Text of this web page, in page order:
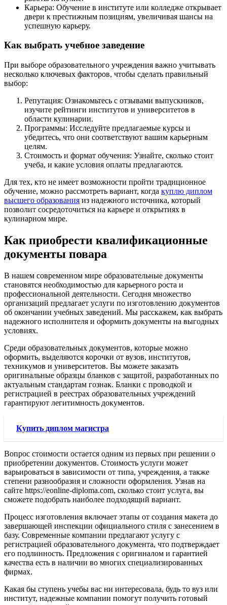
Карьера: Обучение в институте или колледже открывает
двери к престижным позициям, увеличивая шансы на
успешную карьеру.
Как выбрать учебное заведение
При выборе образовательного учреждения важно учитывать
несколько ключевых факторов, чтобы сделать правильный
выбор:
Репутация: Ознакомьтесь с отзывами выпускников,
изучите рейтинги институтов и университетов в
области кулинарии.
Программы: Исследуйте предлагаемые курсы и
убедитесь, что они соответствуют вашим карьерным
целям.
Стоимость и формат обучения: Узнайте, сколько стоит
учеба, и какие условия оплаты предлагаются.
Для тех, кто не имеет возможности пройти традиционное
обучение, можно рассмотреть вариант, когда куплю диплом
высшего образования из надежного источника, который
позволит сосредоточиться на карьере и открытиях в
кулинарном мире.
Как приобрести квалификационные
документы повара
В нашем современном мире образовательные документы
становятся необходимостью для карьерного роста и
профессиональной деятельности. Сегодня множество
организаций предлагает услуги по изготовлению документов
об окончании учебных заведений. Мы расскажем, как выбрать
надежного исполнителя и оформить документы на выгодных
условиях.
Среди образовательных документов, которые можно
оформить, выделяются корочки от вузов, институтов,
техникумов и университетов. Вы можете заказать
оригинальные образцы бланков с защитой, разработанных по
актуальным стандартам гознак. Бланки с проводкой и
регистрацией в реестрах образовательных учреждений
гарантируют легитимность документов.
Купить диплом магистра
Вопрос стоимости остается одним из первых при решении о
приобретении документов. Стоимость услуги может
варьироваться в зависимости от типа, учреждения, а также
степени разнообразия и сложности оформления. Узнав на
сайте https://eonline-diploma.com, сколько стоит услуга, вы
сможете подобрать наиболее подходящий вариант.
Процесс изготовления включает этапы от создания макета до
завершающей инспекции официального стиля с занесением в
базу. Современные компании предлагают услугу с
регистрацией образовательного документа, что подтверждает
его подлинность. Предложения с оригиналом и гарантией
качества есть в наличии во многих специализированных
фирмах.
Какая бы ступень учебы вас ни интересовала, будь то вуз или
институт, надежные компании помогут получить готовый